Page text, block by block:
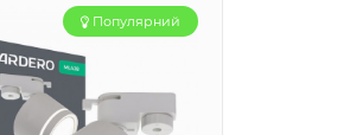
Популярний